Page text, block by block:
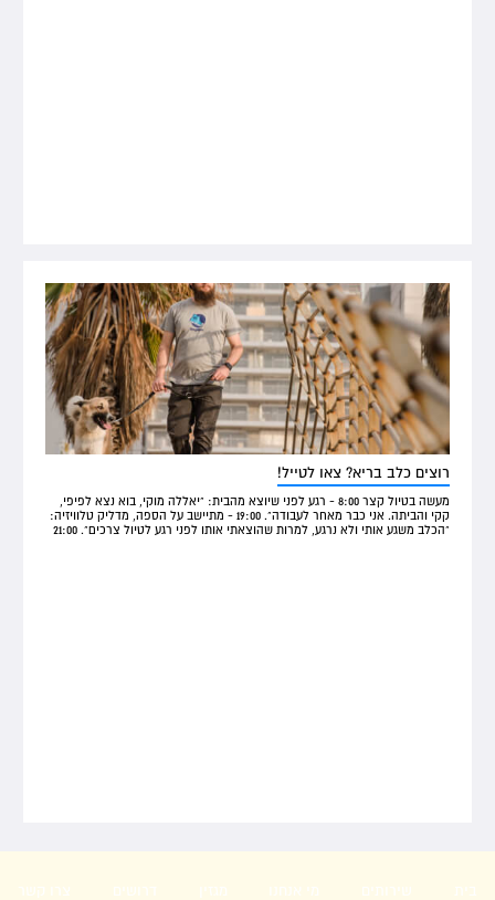
רוצים כלב בריא? צאו לטייל!
מעשה בטיול קצר 8:00 - רגע לפני שיוצא מהבית: "יאללה מוקי, בוא נצא לפיפי,
קקי והביתה. אני כבר מאחר לעבודה". 19:00 - מתיישב על הספה, מדליק טלוויזיה:
"הכלב משגע אותי ולא נרגע, למרות שהוצאתי אותו לפני רגע לטיול צרכים". 21:00